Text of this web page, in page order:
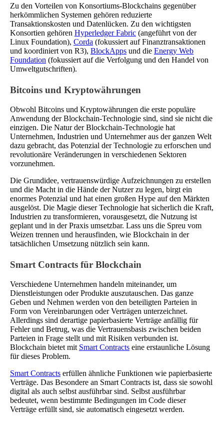
Zu den Vorteilen von Konsortiums-Blockchains gegenüber
herkömmlichen Systemen gehören reduzierte
Transaktionskosten und Datenlücken. Zu den wichtigsten
Konsortien gehören Hyperledger Fabric (angeführt von der
Linux Foundation), Corda (fokussiert auf Finanztransaktionen
und koordiniert von R3), BlockApps und die Energy Web
Foundation (fokussiert auf die Verfolgung und den Handel von
Umweltgutschriften).
Bitcoins und Kryptowährungen
Obwohl Bitcoins und Kryptowährungen die erste populäre
Anwendung der Blockchain-Technologie sind, sind sie nicht die
einzigen. Die Natur der Blockchain-Technologie hat
Unternehmen, Industrien und Unternehmer aus der ganzen Welt
dazu gebracht, das Potenzial der Technologie zu erforschen und
revolutionäre Veränderungen in verschiedenen Sektoren
vorzunehmen.
Die Grundidee, vertrauenswürdige Aufzeichnungen zu erstellen
und die Macht in die Hände der Nutzer zu legen, birgt ein
enormes Potenzial und hat einen großen Hype auf den Märkten
ausgelöst. Die Magie dieser Technologie hat sicherlich die Kraft,
Industrien zu transformieren, vorausgesetzt, die Nutzung ist
geplant und in der Praxis umsetzbar. Lass uns die Spreu vom
Weizen trennen und herausfinden, wie Blockchain in der
tatsächlichen Umsetzung nützlich sein kann.
Smart Contracts für Blockchain
Verschiedene Unternehmen handeln miteinander, um
Dienstleistungen oder Produkte auszutauschen. Das ganze
Geben und Nehmen werden von den beteiligten Parteien in
Form von Vereinbarungen oder Verträgen unterzeichnet.
Allerdings sind derartige papierbasierte Verträge anfällig für
Fehler und Betrug, was die Vertrauensbasis zwischen beiden
Parteien in Frage stellt und mit Risiken verbunden ist.
Blockchain bietet mit Smart Contracts eine erstaunliche Lösung
für dieses Problem.
Smart Contracts erfüllen ähnliche Funktionen wie papierbasierte
Verträge. Das Besondere an Smart Contracts ist, dass sie sowohl
digital als auch selbst ausführbar sind. Selbst ausführbar
bedeutet, wenn bestimmte Bedingungen im Code dieser
Verträge erfüllt sind, sie automatisch eingesetzt werden.